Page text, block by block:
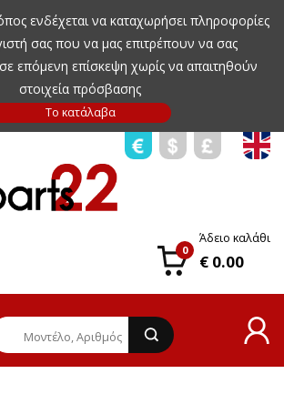
ενδέχεται να καταχωρήσει πληροφορίες
σας που να μας επιτρέπουν να σας
επόμενη επίσκεψη χωρίς να απαιτηθούν
στοιχεία πρόσβασης
0
Άδειο καλάθι
€ 0.00